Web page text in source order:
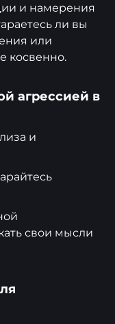
и намерения
ли вы
или
косвенно.
агрессией в
и
свои мысли